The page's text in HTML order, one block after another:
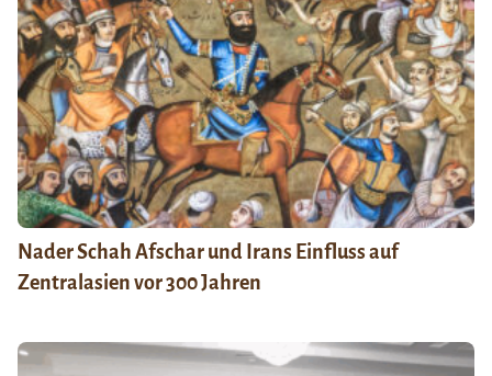
Nader Schah Afschar und Irans Einfluss auf
Zentralasien vor 300 Jahren